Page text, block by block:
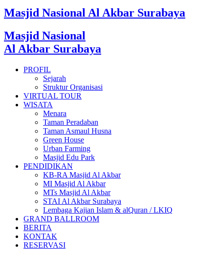
Masjid Nasional Al Akbar Surabaya
Masjid Nasional
Al Akbar Surabaya
PROFIL
Sejarah
Struktur Organisasi
VIRTUAL TOUR
WISATA
Menara
Taman Peradaban
Taman Asmaul Husna
Green House
Urban Farming
Masjid Edu Park
PENDIDIKAN
KB-RA Masjid Al Akbar
MI Masjid Al Akbar
MTs Masjid Al Akbar
STAI Al Akbar Surabaya
Lembaga Kajian Islam & alQuran / LKIQ
GRAND BALLROOM
BERITA
KONTAK
RESERVASI